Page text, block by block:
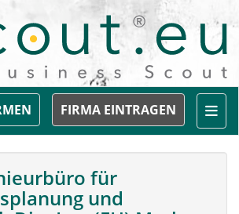
FIRMA EINTRAGEN
für
und